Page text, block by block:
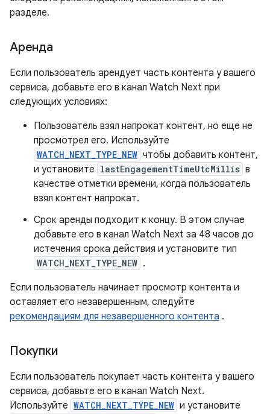
разделе.
Аренда
Если пользователь арендует часть контента у вашего
сервиса, добавьте его в канал Watch Next при
следующих условиях:
Пользователь взял напрокат контент, но еще не
просмотрел его. Используйте
WATCH_NEXT_TYPE_NEW чтобы добавить контент,
и установите lastEngagementTimeUtcMillis в
качестве отметки времени, когда пользователь
взял контент напрокат.
Срок аренды подходит к концу. В этом случае
добавьте его в канал Watch Next за 48 часов до
истечения срока действия и установите тип
WATCH_NEXT_TYPE_NEW .
Если пользователь начинает просмотр контента и
оставляет его незавершенным, следуйте
рекомендациям для незавершенного контента .
Покупки
Если пользователь покупает часть контента у вашего
сервиса, добавьте его в канал Watch Next.
Используйте WATCH_NEXT_TYPE_NEW и установите